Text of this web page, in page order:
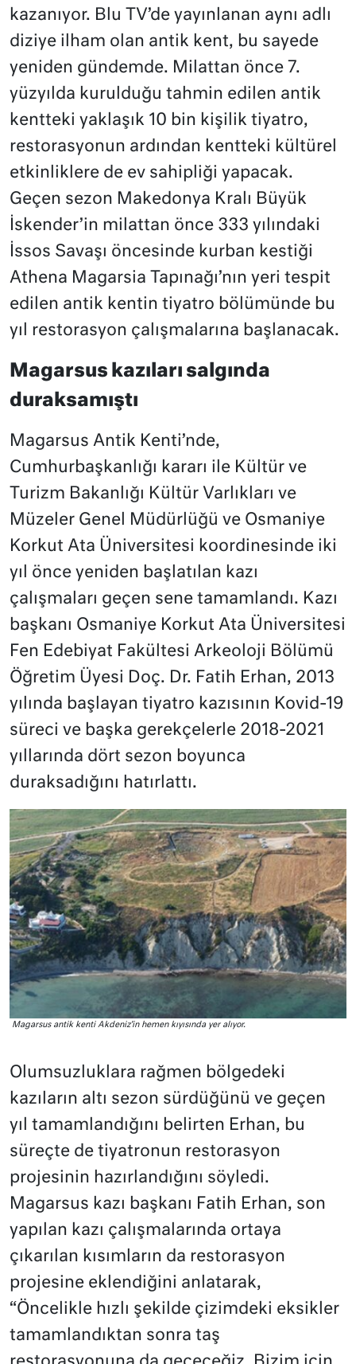
kazanıyor. Blu TV’de yayınlanan aynı adlı
diziye ilham olan antik kent, bu sayede
yeniden gündemde. Milattan önce 7.
yüzyılda kurulduğu tahmin edilen antik
kentteki yaklaşık 10 bin kişilik tiyatro,
restorasyonun ardından kentteki kültürel
etkinliklere de ev sahipliği yapacak.
Geçen sezon Makedonya Kralı Büyük
İskender’in milattan önce 333 yılındaki
İssos Savaşı öncesinde kurban kestiği
Athena Magarsia Tapınağı’nın yeri tespit
edilen antik kentin tiyatro bölümünde bu
yıl restorasyon çalışmalarına başlanacak.
Magarsus kazıları salgında
duraksamıştı
Magarsus Antik Kenti’nde,
Cumhurbaşkanlığı kararı ile Kültür ve
Turizm Bakanlığı Kültür Varlıkları ve
Müzeler Genel Müdürlüğü ve Osmaniye
Korkut Ata Üniversitesi koordinesinde iki
yıl önce yeniden başlatılan kazı
çalışmaları geçen sene tamamlandı. Kazı
başkanı Osmaniye Korkut Ata Üniversitesi
Fen Edebiyat Fakültesi Arkeoloji Bölümü
Öğretim Üyesi Doç. Dr. Fatih Erhan, 2013
yılında başlayan tiyatro kazısının Kovid-19
süreci ve başka gerekçelerle 2018-2021
yıllarında dört sezon boyunca
duraksadığını hatırlattı.
Magarsus antik kenti Akdeniz’in hemen kıyısında yer alıyor.
Olumsuzluklara rağmen bölgedeki
kazıların altı sezon sürdüğünü ve geçen
yıl tamamlandığını belirten Erhan, bu
süreçte de tiyatronun restorasyon
projesinin hazırlandığını söyledi.
Magarsus kazı başkanı Fatih Erhan, son
yapılan kazı çalışmalarında ortaya
çıkarılan kısımların da restorasyon
projesine eklendiğini anlatarak,
“Öncelikle hızlı şekilde çizimdeki eksikler
tamamlandıktan sonra taş